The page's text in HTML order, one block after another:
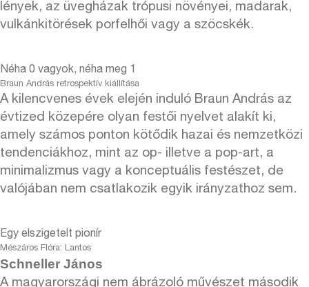
lények, az üvegházak trópusi növényei, madarak,
vulkánkitörések porfelhői vagy a szöcskék.
Néha 0 vagyok, néha meg 1
Braun András retrospektív kiállítása
A kilencvenes évek elején induló Braun András az
évtized közepére olyan festői nyelvet alakít ki,
amely számos ponton kötődik hazai és nemzetközi
tendenciákhoz, mint az op- illetve a pop-art, a
minimalizmus vagy a konceptuális festészet, de
valójában nem csatlakozik egyik irányzathoz sem.
Egy elszigetelt pionír
Mészáros Flóra: Lantos
Schneller János
A magyarországi nem ábrázoló művészet második